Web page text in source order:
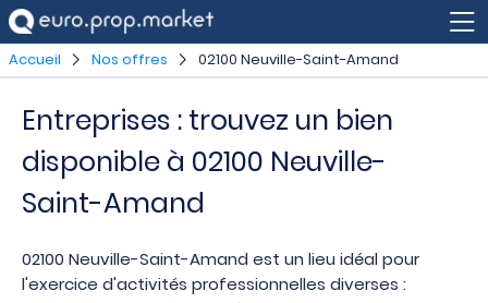
Accueil Nos offres 02100 Neuville-Saint-Amand
Entreprises : trouvez un bien
disponible à 02100 Neuville-
Saint-Amand
02100 Neuville-Saint-Amand est un lieu idéal pour
l'exercice d'activités professionnelles diverses :